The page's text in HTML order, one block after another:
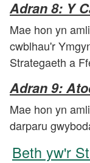
Adran 8: Y
Mae hon yn
cwblhau'r
Strategaeth a
Adran 9:
Mae hon yn
darparu
Beth yw'r